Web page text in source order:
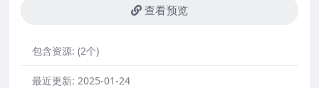
查看预览
包含资源: (2个)
最近更新: 2025-01-24